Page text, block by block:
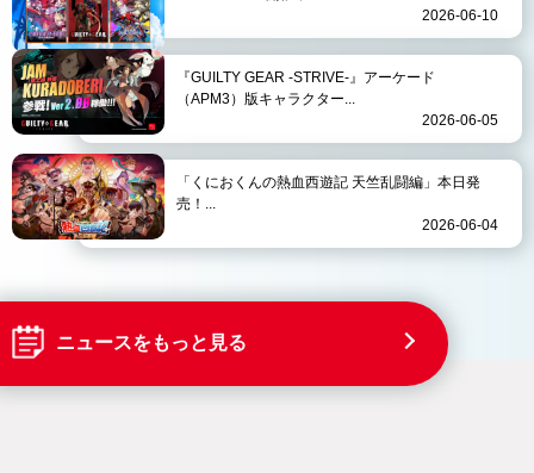
2026-06-10
『GUILTY GEAR -STRIVE-』アーケード
（APM3）版キャラクター...
2026-06-05
「くにおくんの熱血西遊記 天竺乱闘編」本日発
売！...
2026-06-04
ニュースをもっと見る